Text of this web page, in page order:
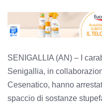
SENIGALLIA (AN) – I
Senigallia, in
Cesenatico, hanno
spaccio di sostanze